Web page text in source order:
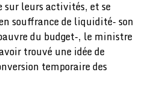
sur leurs activités, et se
souffrance de liquidité- son
du budget-, le ministre
trouvé une idée de
temporaire des